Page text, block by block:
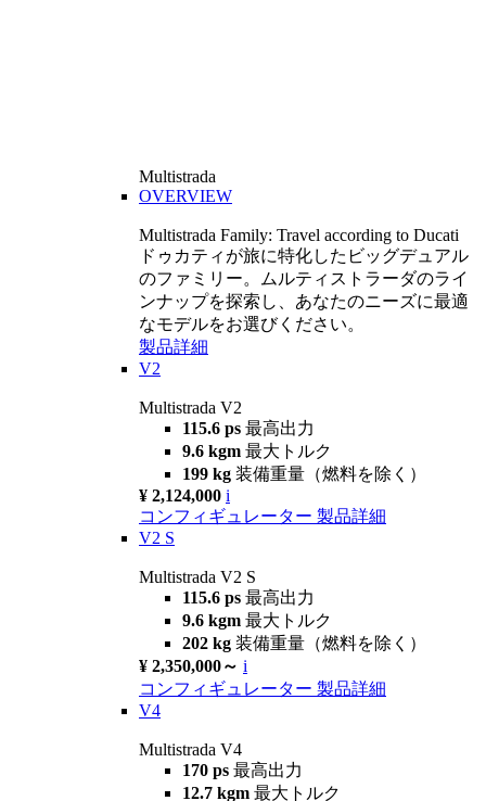
Multistrada
OVERVIEW
Multistrada Family: Travel according to Ducati
ドゥカティが旅に特化したビッグデュアル
のファミリー。ムルティストラーダのライ
ンナップを探索し、あなたのニーズに最適
なモデルをお選びください。
製品詳細
V2
Multistrada V2
115.6 ps 最高出力
9.6 kgm 最大トルク
199 kg 装備重量（燃料を除く）
¥ 2,124,000 i
コンフィギュレーター 製品詳細
V2 S
Multistrada V2 S
115.6 ps 最高出力
9.6 kgm 最大トルク
202 kg 装備重量（燃料を除く）
¥ 2,350,000～ i
コンフィギュレーター 製品詳細
V4
Multistrada V4
170 ps 最高出力
12.7 kgm 最大トルク